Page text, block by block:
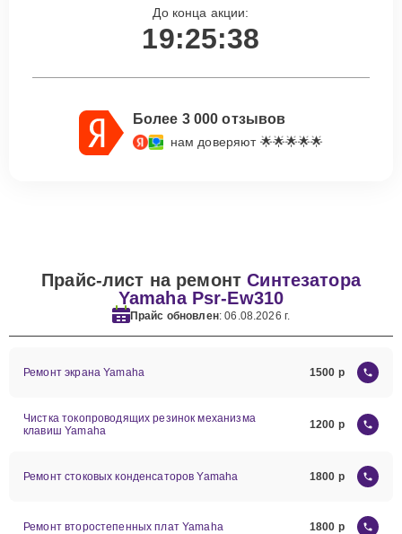
До конца акции:
19:25:37
Более 3 000 отзывов
нам доверяют 🌟🌟🌟🌟🌟
Прайс-лист на ремонтСинтезатора
Yamaha Psr-Ew310
Прайс обновлен: 06.08.2026 г.
Ремонт экрана Yamaha 1500
Чистка токопроводящих резинок механизма
клавиш Yamaha
1200
Ремонт стоковых конденсаторов Yamaha 1800
Ремонт второстепенных плат Yamaha 1800